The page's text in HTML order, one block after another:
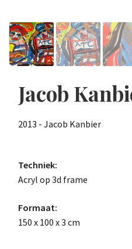
Jacob
2013 - Jacob Kanbier
Techniek:
Acryl op 3d frame
Formaat:
150 x 100 x 3 cm